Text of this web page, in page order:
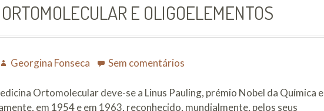
E OLIGOELEMENTOS
Author
Georgina Fonseca Sem comentários
Ortomolecular
e
Ortomolecular deve-se a Linus Pauling, prémio Nobel da Química e
em 1954 e em 1963, reconhecido, mundialmente, pelos seus